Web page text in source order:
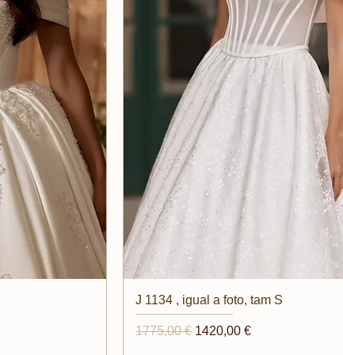
Vista rapida
J 1134 , igual a foto, tam S
Prezzo regolare
1775,00 € Prezzo scontato
1420,00 €